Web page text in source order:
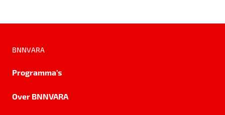
BNNVARA
Programma's
Over BNNVARA